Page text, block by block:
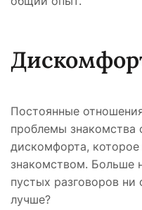
Постоянные
проблемы
дискомфорта,
знакомством. Больше
пустых разговоров
лучше?